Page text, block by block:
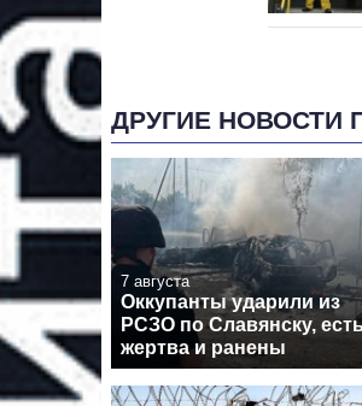
ДРУГИЕ НОВОСТИ
7 августа
Оккупанты ударили из
РСЗО по Славянску,
жертва и ранены